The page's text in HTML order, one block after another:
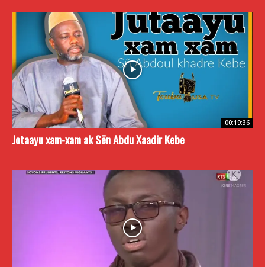
00:19:36
Jotaayu xam-xam ak Sën Abdu Xaadir Kebe